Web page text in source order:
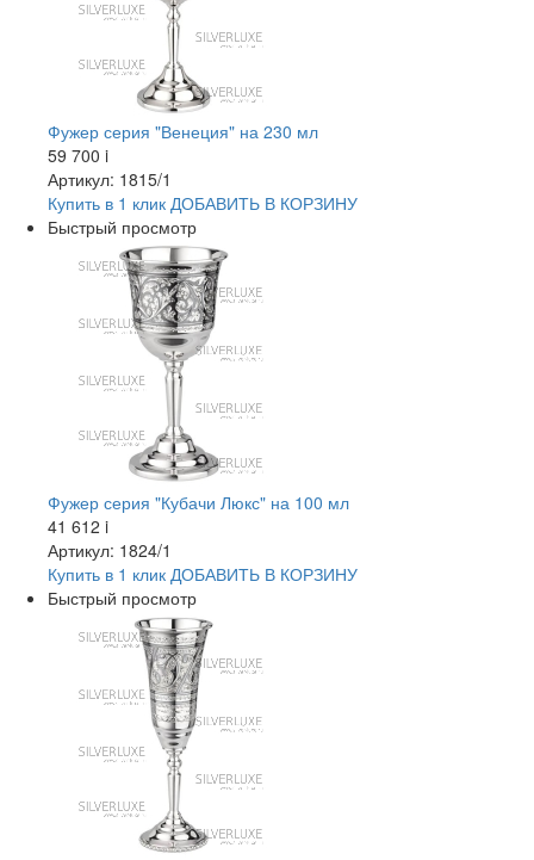
Фужер серия "Венеция" на 230 мл
59 700 i
Артикул: 1815/1
Купить в 1 клик ДОБАВИТЬ В КОРЗИНУ
Быстрый просмотр
Фужер серия "Кубачи Люкс" на 100 мл
41 612 i
Артикул: 1824/1
Купить в 1 клик ДОБАВИТЬ В КОРЗИНУ
Быстрый просмотр